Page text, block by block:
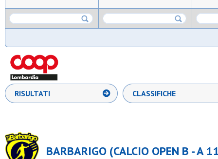
RISULTATI CLASSIFICHE
BARBARIGO (CALCIO OPEN B - A